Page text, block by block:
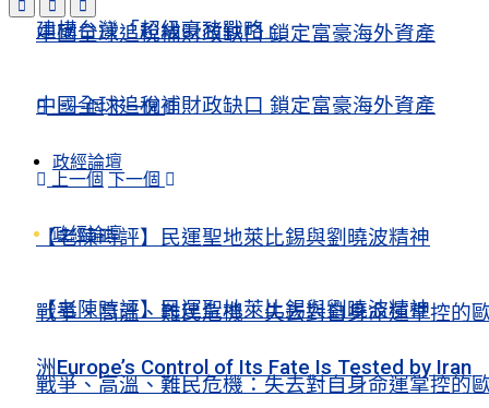
中國全球追稅補財政缺口 鎖定富豪海外資產
上一個 下一個
政經論壇
【老陳時評】民運聖地萊比錫與劉曉波精神
戰爭、高溫、難民危機：失去對自身命運掌控的
洲Europe’s Control of Its Fate Is Tested by Iran
建構台灣「超級豪豬戰略」
中國全球追稅補財政缺口 鎖定富豪海外資產
上一個 下一個
政經論壇
【老陳時評】民運聖地萊比錫與劉曉波精神
戰爭、高溫、難民危機：失去對自身命運掌控的